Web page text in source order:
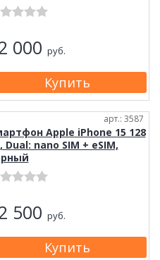
000 руб.
арт.: 3587
Apple iPhone 15 128
Dual: nano SIM + eSIM,
500 руб.